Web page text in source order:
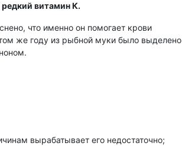
витамин К.
что именно он помогает крови
же году из рыбной муки было выделено
вырабатывает его недостаточно;